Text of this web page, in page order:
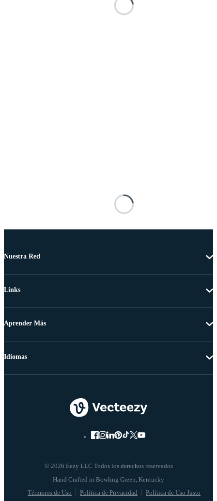
Nuestra Red
Links
Aprender Más
© 2026 Eezy LLC Todos los derechos reservados
Términos de Uso Política de Privacidad Política de Uso Justo
Idiomas